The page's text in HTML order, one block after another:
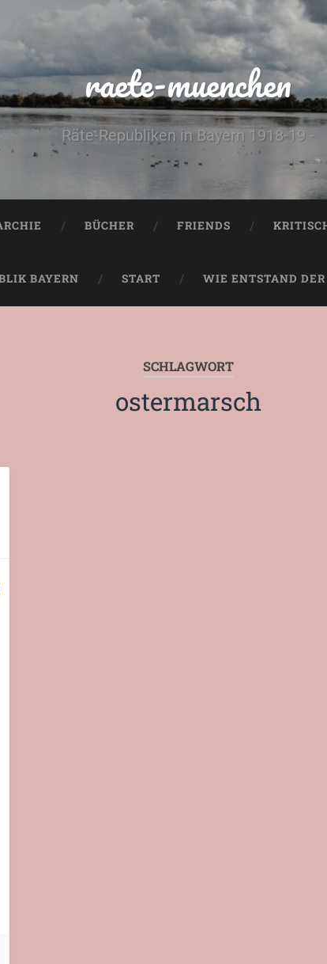
raete-muenchen
Räte-Republiken in Bayern 1918-19 -
BÜCHER FRIENDS
BAYERN START WIE ENTSTAND
SCHLAGWORT
ostermarsch